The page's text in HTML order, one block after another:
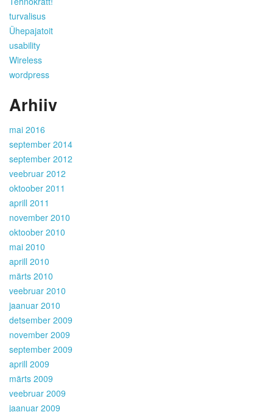
turvalisus
Ühepajatoit
usability
Wireless
wordpress
Arhiiv
mai 2016
september 2014
september 2012
veebruar 2012
oktoober 2011
aprill 2011
november 2010
oktoober 2010
mai 2010
aprill 2010
märts 2010
veebruar 2010
jaanuar 2010
detsember 2009
november 2009
september 2009
aprill 2009
märts 2009
veebruar 2009
jaanuar 2009